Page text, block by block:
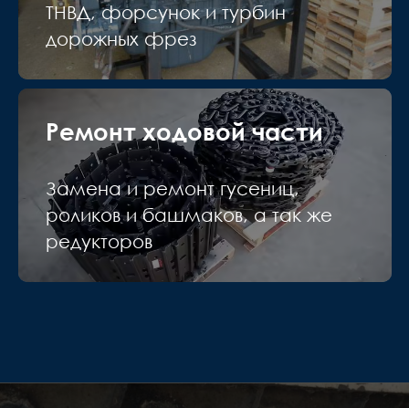
ТНВД, форсунок и турбин
дорожных фрез
Ремонт ходовой части
Замена и ремонт гусениц,
роликов и башмаков, а так же
редукторов